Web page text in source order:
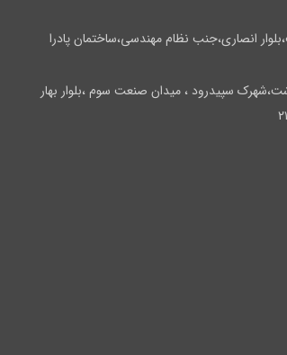
انصاری،جنب نظام مهندسی،ساختمان پادرا
سپیدرود ، میدان صنعت سوم ،بلوار بهار